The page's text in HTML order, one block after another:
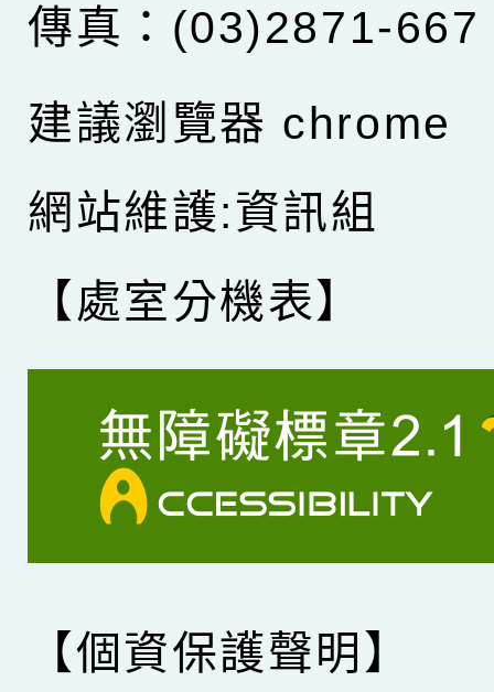
傳真：(03)2871-667
建議瀏覽器 chrome
網站維護:資訊組
【處室分機表】
【個資保護聲明】